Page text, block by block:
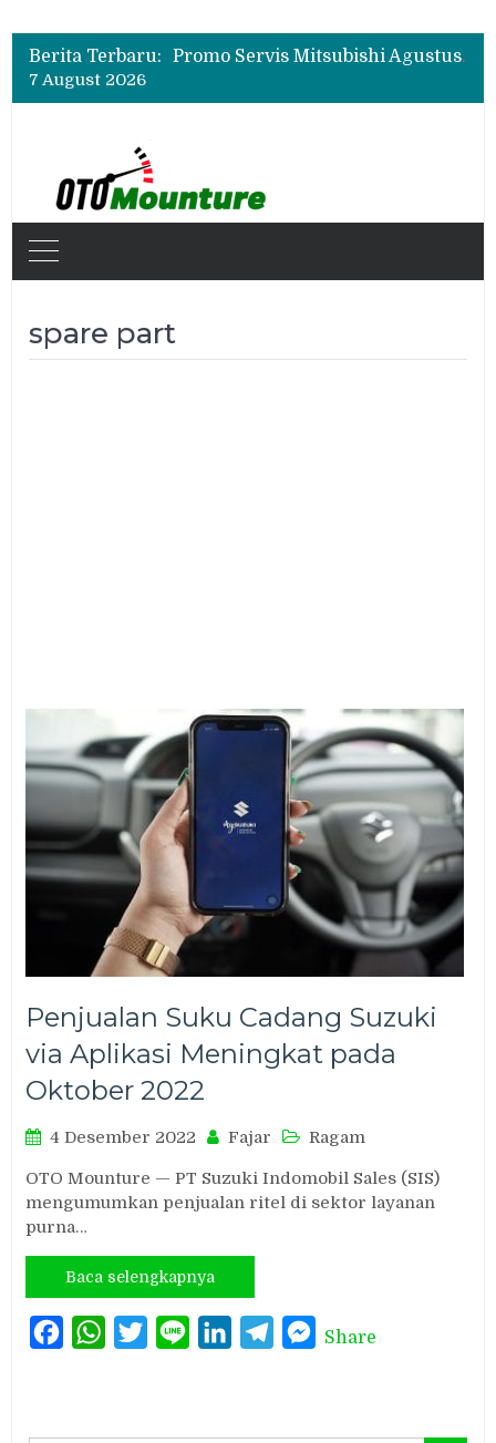
Berita Terbaru:
Bukan Cuma Layar 14,6 Inci, Ini Fitur Pintar Changan Nevo Q05 yang Dibanderol Rp309 Juta
Promo Servis Mitsubishi Agustus 2026, Ada Diskon ESP dan Bodi & Cat Kilau Merdeka
Bukan Cuma Layar 14,6 Inci, Ini Fitur Pintar Changan Nevo Q05 yang Dibanderol Rp309 Juta
7 August 2026
spare part
Penjualan Suku Cadang Suzuki
via Aplikasi Meningkat pada
Oktober 2022
4 Desember 2022 Fajar Ragam
OTO Mounture — PT Suzuki Indomobil Sales (SIS)
mengumumkan penjualan ritel di sektor layanan
purna…
Baca selengkapnya
FacebookWhatsAppTwitterLine LinkedInTelegramMessenger
Share